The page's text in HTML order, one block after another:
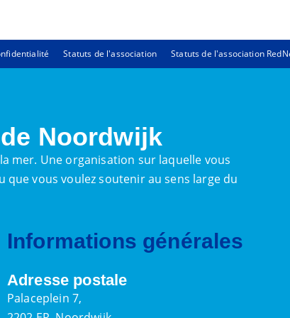
Statuts de l'association Statuts de l'association
Noordwijk
mer. Une organisation sur laquelle vous
vous voulez soutenir au sens large du
Informations générales
Adresse postale
Palaceplein 7,